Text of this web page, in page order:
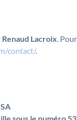
Renaud Lacroix.
contact/.